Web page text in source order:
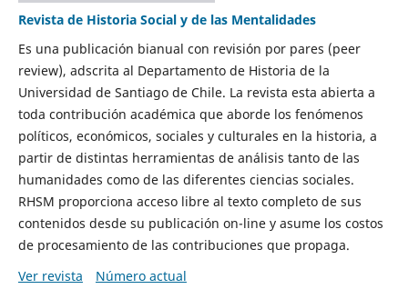
Revista de Historia Social y de las Mentalidades
Es una publicación bianual con revisión por pares (peer
review), adscrita al Departamento de Historia de la
Universidad de Santiago de Chile. La revista esta abierta a
toda contribución académica que aborde los fenómenos
políticos, económicos, sociales y culturales en la historia, a
partir de distintas herramientas de análisis tanto de las
humanidades como de las diferentes ciencias sociales.
RHSM proporciona acceso libre al texto completo de sus
contenidos desde su publicación on-line y asume los costos
de procesamiento de las contribuciones que propaga.
Ver revista
Número actual